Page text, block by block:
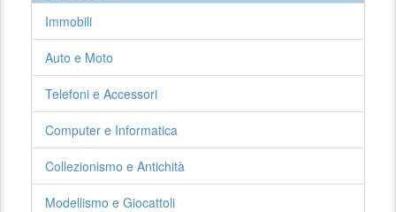
Immobili
Auto e Moto
Telefoni e Accessori
Computer e Informatica
Collezionismo e Antichità
Modellismo e Giocattoli